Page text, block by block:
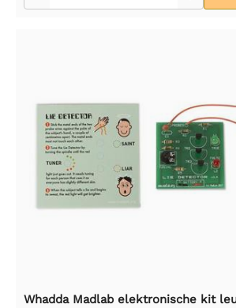
Whadda Madlab elektronische kit